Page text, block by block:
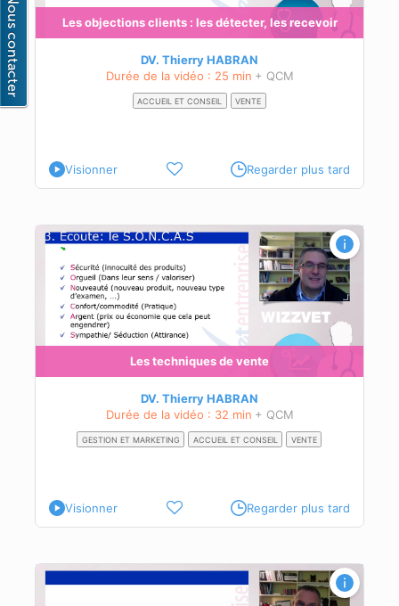
Les objections clients : les détecter, les recevoir
DV. Thierry HABRAN
Durée de la vidéo : 25 min + QCM
ACCUEIL ET CONSEIL VENTE
Visionner Regarder plus tard
Les techniques de vente
DV. Thierry HABRAN
Durée de la vidéo : 32 min + QCM
GESTION ET MARKETING ACCUEIL ET CONSEIL VENTE
Visionner Regarder plus tard